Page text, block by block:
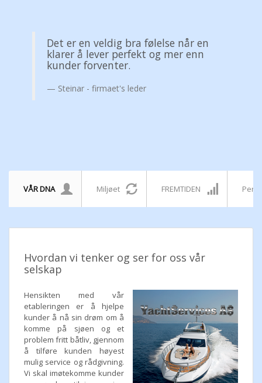
Det er en veldig bra følelse når en
klarer å lever perfekt og mer enn
kunder forventer.
Steinar - firmaet's leder
VÅR DNA Miljøet FREMTIDEN
Hvordan vi tenker og ser for oss vår
selskap
Hensikten med vår
etableringen er å hjelpe
kunder å nå sin drøm om å
komme på sjøen og et
problem fritt båtliv, gjennom
å tilføre kunden høyest
mulig service og rådgivning.
Vi skal imøtekomme kunder